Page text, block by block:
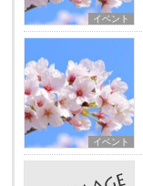
イベント
イベント